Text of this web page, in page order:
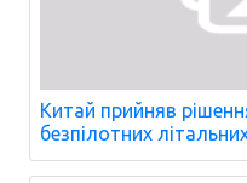
Китай прийняв
безпілотних